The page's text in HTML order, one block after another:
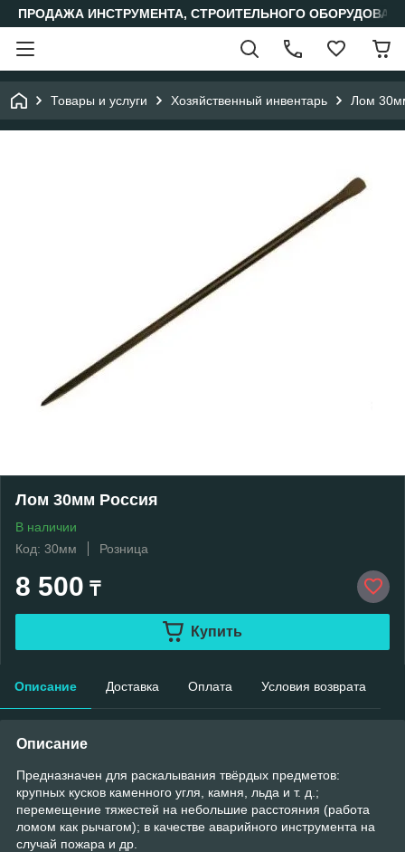
ПРОДАЖА ИНСТРУМЕНТА, СТРОИТЕЛЬНОГО
Товары и услуги Хозяйственный инвентарь Лом
Лом 30мм Россия
В наличии
Код: 30мм
Розница
8 500 ₸
Купить
Описание Доставка Оплата Условия возврата
Описание
Предназначен для раскалывания твёрдых предметов:
крупных кусков каменного угля, камня, льда и т. д.;
перемещение тяжестей на небольшие расстояния (работа
ломом как рычагом); в качестве аварийного инструмента на
случай пожара и др.